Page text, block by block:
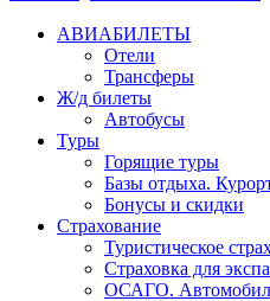
АВИАБИЛЕТЫ
Отели
Трансферы
Ж/д билеты
Автобусы
Туры
Горящие туры
Базы отдыха.
Бонусы и скидки
Страхование
Туристическое
Страховка для
ОСАГО.